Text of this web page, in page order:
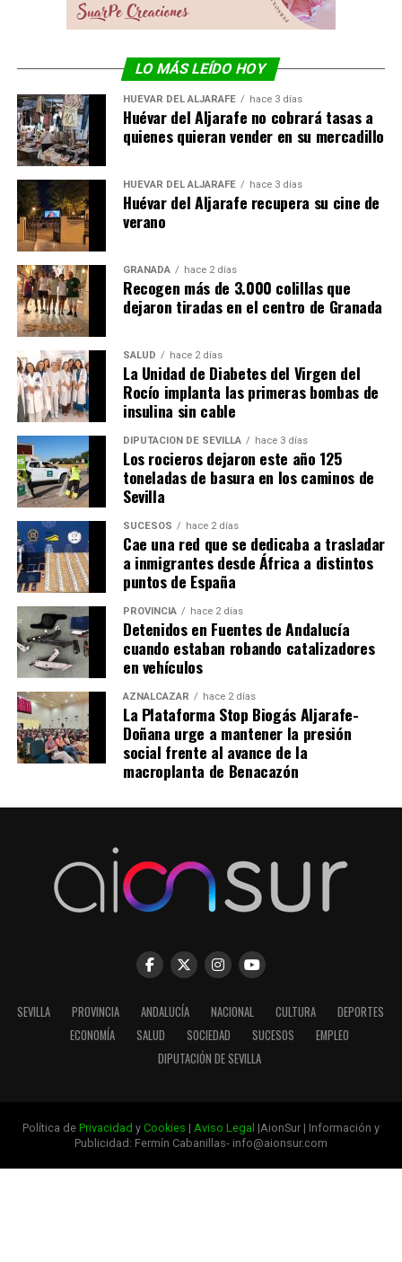
LO MÁS LEÍDO HOY
HUÉVAR DEL ALJARAFE hace 3 días
Huévar del Aljarafe no cobrará tasas a
quienes quieran vender en su mercadillo
HUÉVAR DEL ALJARAFE hace 3 días
Huévar del Aljarafe recupera su cine de
verano
GRANADA hace 2 días
Recogen más de 3.000 colillas que
dejaron tiradas en el centro de Granada
SALUD hace 2 días
La Unidad de Diabetes del Virgen del
Rocío implanta las primeras bombas de
insulina sin cable
DIPUTACIÓN DE SEVILLA hace 3 días
Los rocieros dejaron este año 125
toneladas de basura en los caminos de
Sevilla
SUCESOS hace 2 días
Cae una red que se dedicaba a trasladar
a inmigrantes desde África a distintos
puntos de España
PROVINCIA hace 2 días
Detenidos en Fuentes de Andalucía
cuando estaban robando catalizadores
en vehículos
AZNALCÁZAR hace 2 días
La Plataforma Stop Biogás Aljarafe-
Doñana urge a mantener la presión
social frente al avance de la
macroplanta de Benacazón
SEVILLA PROVINCIA ANDALUCÍA NACIONAL CULTURA
DEPORTES
ECONOMÍA
SALUD SOCIEDAD SUCESOS
EMPLEO
DIPUTACIÓN DE SEVILLA
Política de Privacidad y Cookies | Aviso Legal |AionSur | Información y
Publicidad: Fermín Cabanillas- info@aionsur.com